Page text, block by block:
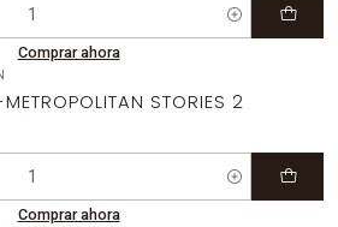
Comprar ahora
STORIES 2
Comprar ahora